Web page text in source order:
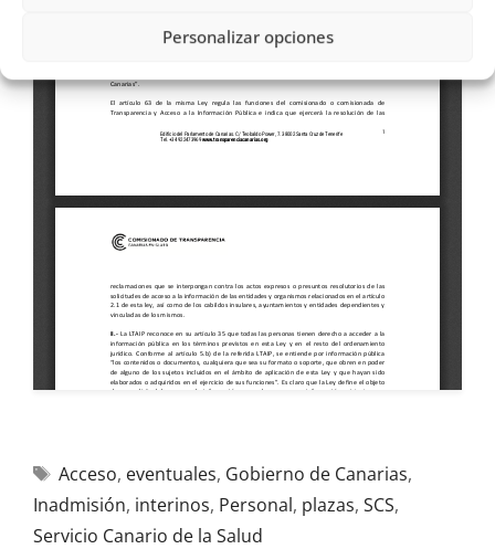
Personalizar opciones
Acceso, eventuales, Gobierno de Canarias,
Inadmisión, interinos, Personal, plazas, SCS,
Servicio Canario de la Salud